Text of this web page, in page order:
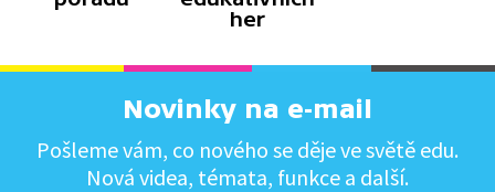
her
Novinky na e-mail
Pošleme vám, co nového se děje ve světě edu.
Nová videa, témata, funkce a další.